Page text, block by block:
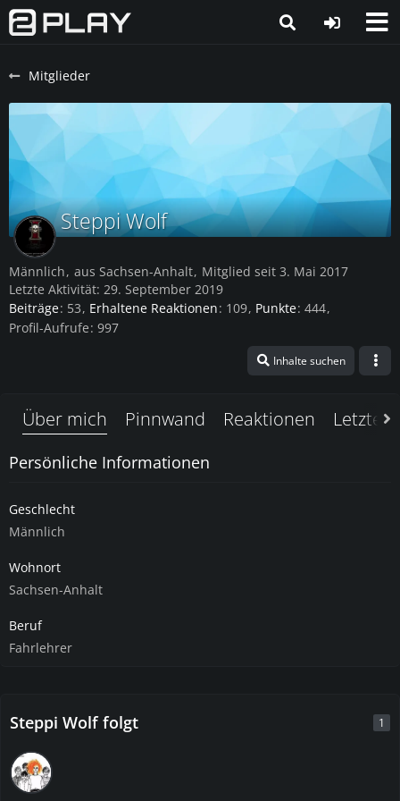
Mitglieder
Steppi Wolf
Männlich aus Sachsen-Anhalt Mitglied seit 3. Mai 2017
Letzte Aktivität: 29. September 2019
Beiträge 53 Erhaltene Reaktionen 109 Punkte 444
Profil-Aufrufe 997
Inhalte suchen
Über mich Pinnwand Reaktionen Letzte
Persönliche Informationen
Geschlecht
Männlich
Wohnort
Sachsen-Anhalt
Beruf
Fahrlehrer
Steppi Wolf folgt 1